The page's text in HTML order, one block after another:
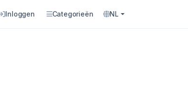
Inloggen Categorieën NL